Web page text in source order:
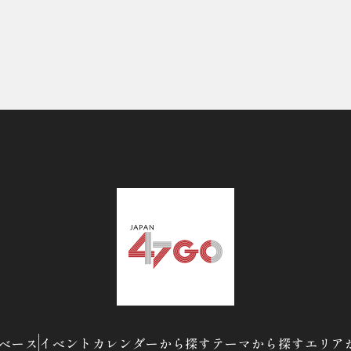
ース イベントカレンダーから探す テーマから探すエリア